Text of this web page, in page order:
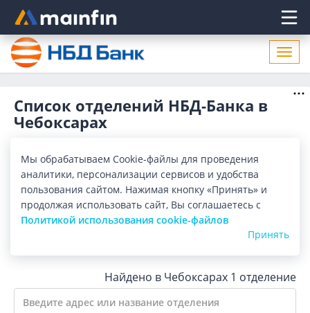
Главное меню
Список отделений НБД-Банка в
Чебоксарах
адресов, поиск ближайшего отделения НБД-Банка в
Чебоксарах по адресу, названию. Часы работы, телефоны,
контактные данные.
Показать весь
Все банки Карта Список
Найдено в Чебоксарах 1 отделение
Мы обрабатываем Cookie-файлы для проведения
аналитики, персонализации сервисов и удобства
пользования сайтом. Нажимая кнопку «Принять» и
продолжая использовать сайт, Вы соглашаетесь с
Политикой использования cookie-файлов
Принять